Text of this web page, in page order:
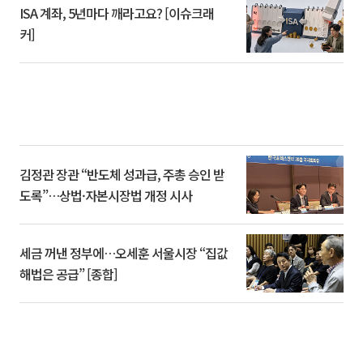
ISA 계좌, 5년마다 깨라고요? [이슈크래
커]
김정관 장관 “반도체 성과급, 주총 승인 받
도록”…상법·자본시장법 개정 시사
세금 꺼낸 정부에…오세훈 서울시장 “집값
해법은 공급” [종합]